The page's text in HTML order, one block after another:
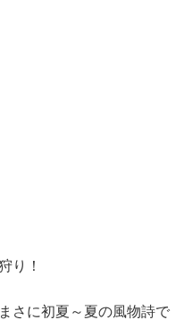
り！
さに初夏～夏の風物詩で